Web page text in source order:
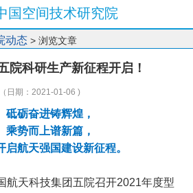
国空间技术研究院
动态 > 浏览文章
院科研生产新征程开启！
（日期：2021-01-06 )
砥砺奋进铸辉煌，
乘势而上谱新篇，
启航天强国建设新征程。
航天科技集团五院召开2021年度型